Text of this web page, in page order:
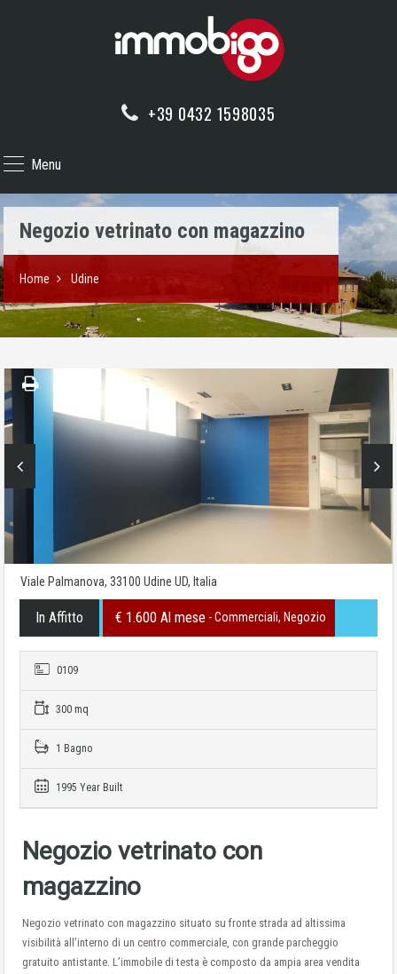
+39 0432 1598035
Menu
Negozio vetrinato con magazzino
Home Udine
Viale Palmanova, 33100 Udine UD, Italia
In Affitto € 1.600 Al mese - Commerciali, Negozio
0109
300 mq
1 Bagno
1995 Year Built
Negozio vetrinato con
magazzino
Negozio vetrinato con magazzino situato su fronte strada ad altissima
visibilità all’interno di un centro commerciale, con grande parcheggio
gratuito antistante. L’immobile di testa è composto da ampia area vendita